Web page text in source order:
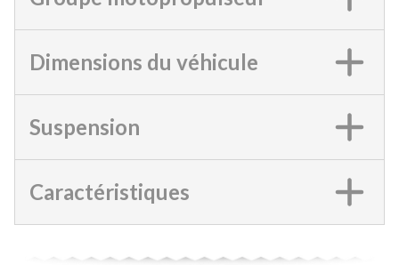
Dimensions du véhicule
Suspension
Caractéristiques